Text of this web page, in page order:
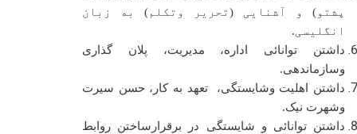
پشتو) و آشنایی (تحریر وتکلم) به زبان
انگلیسی.
داشتن توانائی اداره، مدیریت، پلان گذاری
وسازماندهی.
داشتن اهلیت وشایستگی، تعهد به کار، حسن سیرت
وشهرت نیک.
داشتن توانائی و شایستگی در برقرارساختن روابط